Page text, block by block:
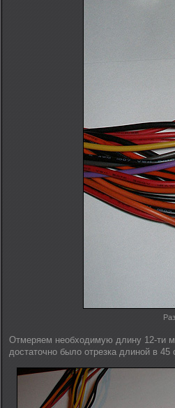
Отмеряем необходимую длину 12-ти
достаточно было отрезка длиной в 45